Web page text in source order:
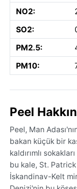
NO2:
SO2:
PM2.5:
PM10:
Peel
Peel, Man
bakan küçük bir
kaldırımlı
bu kale, St.
İskandinav-Kelt